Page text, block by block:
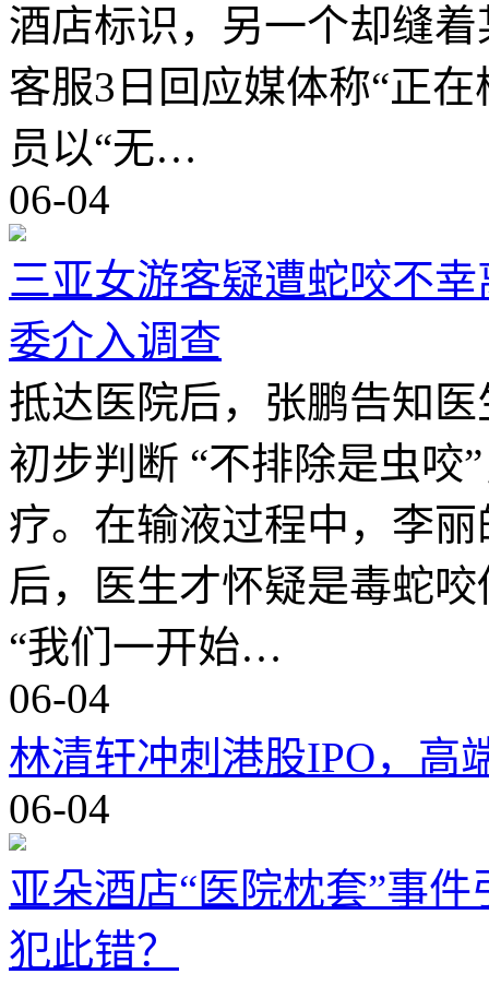
酒店标识，另一个却缝
客服3日回应媒体称“正
员以“无…
06-04
三亚女游客疑遭蛇咬不
委介入调查
抵达医院后，张鹏告知
初步判断 “不排除是虫咬
疗。在输液过程中，李
后，医生才怀疑是毒蛇
“我们一开始…
06-04
林清轩冲刺港股IPO，高
06-04
亚朵酒店“医院枕套”事
犯此错？